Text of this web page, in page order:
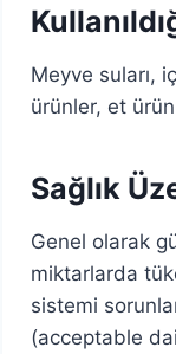
Meyve suları,
ürünler, et
Sağlık
Genel olarak
miktarlarda
sistemi
(acceptable